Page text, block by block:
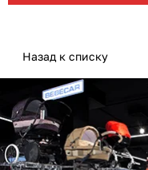
Назад к списку